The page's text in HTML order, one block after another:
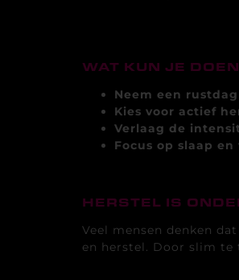
WAT KUN JE
Neem een rustdag
Kies voor actief
Verlaag de
Focus op slaap en
HERSTEL IS
Veel mensen denken
en herstel. Door slim te